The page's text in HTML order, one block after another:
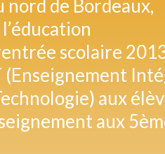
nord de Bordeaux,
scolaire
(Enseignement
aux
aux